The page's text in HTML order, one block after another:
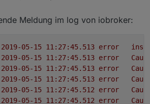
Meldung im log von iobroker:
error
error
error
error
error
error